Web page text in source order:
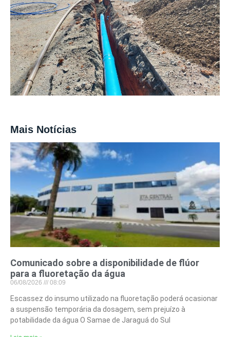
Mais Notícias
Comunicado sobre a disponibilidade de flúor
para a fluoretação da água
06/08/2026 08:09
Escassez do insumo utilizado na fluoretação poderá ocasionar
a suspensão temporária da dosagem, sem prejuízo à
potabilidade da água O Samae de Jaraguá do Sul